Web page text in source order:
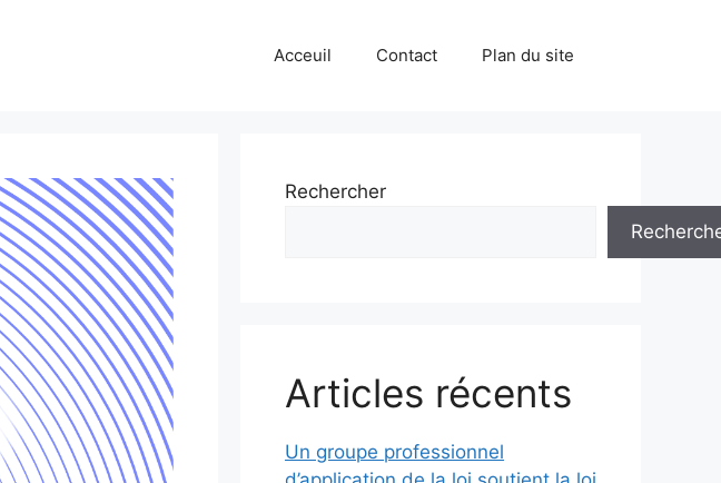
Acceuil Contact Plan du site
Rechercher
Articles récents
Un groupe professionnel